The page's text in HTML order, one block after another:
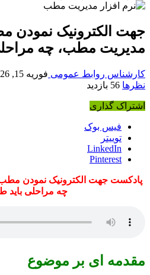
جهت الکترونیک نمودن
مدیریت مطب، چه
کارشناس روابط عمومی فوریه 15, 2026
نظرها 56 بازدید
اشتراک گذاری
فیس بوک
توییتر
LinkedIn
Pinterest
پادکست جهت الکترونیک نمودن
چه مراحلی باید
مقدمه ای بر موضوع